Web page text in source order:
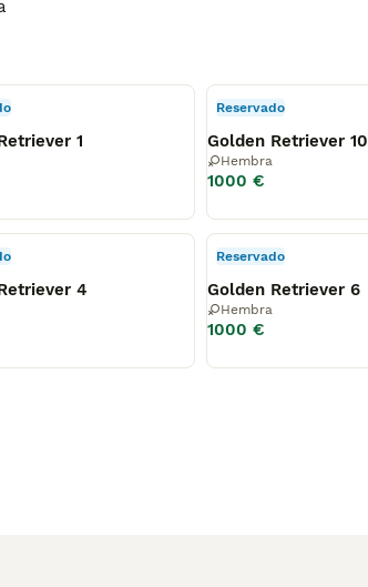
1
Reservado
Golden Retriever 10
Hembra
1000 €
4
Reservado
Golden Retriever 6
Hembra
1000 €